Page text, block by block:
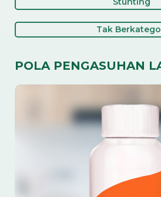
Tak
POLA PENGASUHAN